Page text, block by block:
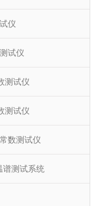
仪
试仪
测试仪
测试仪
数测试仪
谱测试系统